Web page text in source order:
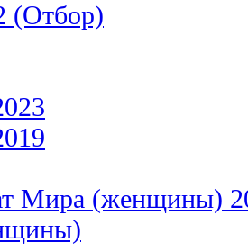
(Отбор)
Мира (женщины)